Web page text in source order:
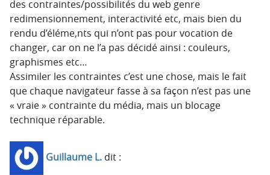
des contraintes/possibilités du web genre
redimensionnement, interactivité etc, mais bien du
rendu d’éléme,nts qui n’ont pas pour vocation de
changer, car on ne l’a pas décidé ainsi : couleurs,
graphismes etc…
Assimiler les contraintes c’est une chose, mais le fait
que chaque navigateur fasse à sa façon n’est pas une
« vraie » contrainte du média, mais un blocage
technique réparable.
Guillaume L. dit :